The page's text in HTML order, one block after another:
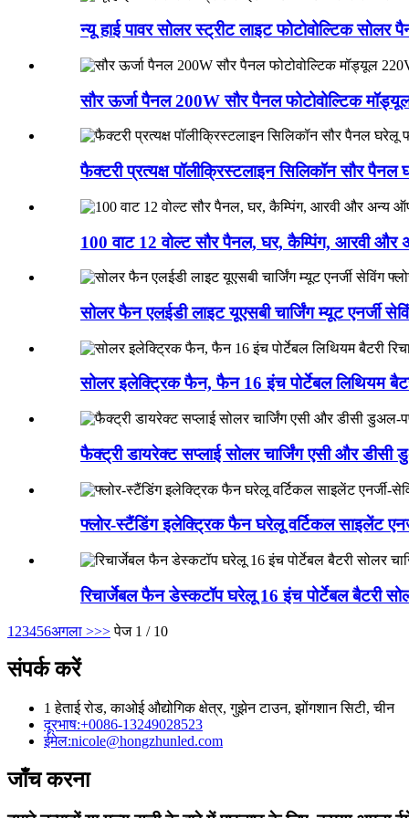
न्यू हाई पावर सोलर स्ट्रीट लाइट फोटोवोल्टिक
सौर ऊर्जा पैनल 200W सौर पैनल फोटोवोल्टिक
फैक्टरी प्रत्यक्ष पॉलीक्रिस्टलाइन सिलिकॉन सौर पैनल
100 वाट 12 वोल्ट सौर पैनल, घर, कैम्पिंग, आरवी और
सोलर फैन एलईडी लाइट यूएसबी चार्जिंग म्यूट एनर्जी
सोलर इलेक्ट्रिक फैन, फैन 16 इंच पोर्टेबल लिथियम
फैक्ट्री डायरेक्ट सप्लाई सोलर चार्जिंग एसी और
फ्लोर-स्टैंडिंग इलेक्ट्रिक फैन घरेलू वर्टिकल साइलेंट
रिचार्जेबल फैन डेस्कटॉप घरेलू 16 इंच पोर्टेबल बैटरी
1 23456अगला >>> पेज 1 / 10
संपर्क करें
1 हेताई रोड, काओई औद्योगिक क्षेत्र, गुझेन टाउन, झोंगशान सिटी, चीन
दूरभाष:+0086-13249028523
ईमेल:nicole@hongzhunled.com
जाँच करना